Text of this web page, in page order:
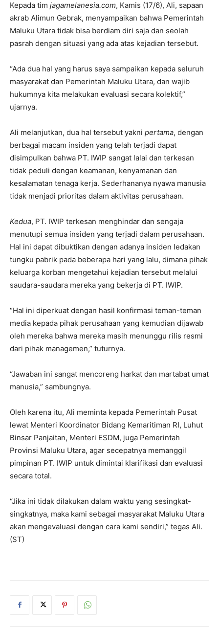
Kepada tim jagamelanesia.com, Kamis (17/6), Ali, sapaan
akrab Alimun Gebrak, menyampaikan bahwa Pemerintah
Maluku Utara tidak bisa berdiam diri saja dan seolah
pasrah dengan situasi yang ada atas kejadian tersebut.
“Ada dua hal yang harus saya sampaikan kepada seluruh
masyarakat dan Pemerintah Maluku Utara, dan wajib
hukumnya kita melakukan evaluasi secara kolektif,”
ujarnya.
Ali melanjutkan, dua hal tersebut yakni pertama, dengan
berbagai macam insiden yang telah terjadi dapat
disimpulkan bahwa PT. IWIP sangat lalai dan terkesan
tidak peduli dengan keamanan, kenyamanan dan
kesalamatan tenaga kerja. Sederhananya nyawa manusia
tidak menjadi prioritas dalam aktivitas perusahaan.
Kedua, PT. IWIP terkesan menghindar dan sengaja
menutupi semua insiden yang terjadi dalam perusahaan.
Hal ini dapat dibuktikan dengan adanya insiden ledakan
tungku pabrik pada beberapa hari yang lalu, dimana pihak
keluarga korban mengetahui kejadian tersebut melalui
saudara-saudara mereka yang bekerja di PT. IWIP.
“Hal ini diperkuat dengan hasil konfirmasi teman-teman
media kepada pihak perusahaan yang kemudian dijawab
oleh mereka bahwa mereka masih menunggu rilis resmi
dari pihak managemen,” tuturnya.
“Jawaban ini sangat mencoreng harkat dan martabat umat
manusia,” sambungnya.
Oleh karena itu, Ali meminta kepada Pemerintah Pusat
lewat Menteri Koordinator Bidang Kemaritiman RI, Luhut
Binsar Panjaitan, Menteri ESDM, juga Pemerintah
Provinsi Maluku Utara, agar secepatnya memanggil
pimpinan PT. IWIP untuk dimintai klarifikasi dan evaluasi
secara total.
“Jika ini tidak dilakukan dalam waktu yang sesingkat-
singkatnya, maka kami sebagai masyarakat Maluku Utara
akan mengevaluasi dengan cara kami sendiri,” tegas Ali.
(ST)